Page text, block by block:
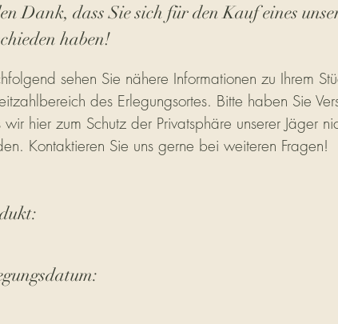
Dank, dass Sie sich für den Kauf eines
haben!
sehen Sie nähere Informationen zu Ihrem
des Erlegungsortes. Bitte haben Sie
wir hier zum Schutz der Privatsphäre unserer Jäger
Kontaktieren Sie uns gerne bei weiteren Fragen!